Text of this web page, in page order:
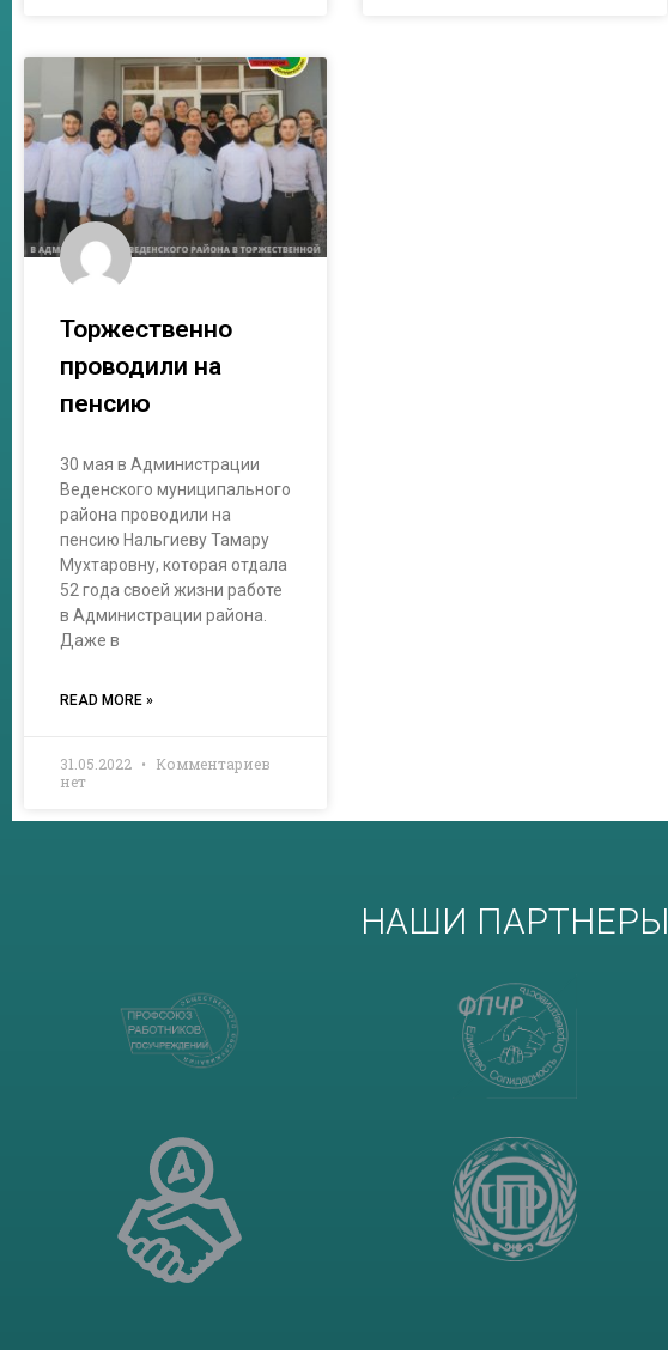
Торжественно
проводили на
пенсию
30 мая в Администрации
Веденского муниципального
района проводили на
пенсию Нальгиеву Тамару
Мухтаровну, которая отдала
52 года своей жизни работе
в Администрации района.
Даже в
READ MORE »
31.05.2022
Комментариев
нет
НАШИ ПАРТНЕРЫ